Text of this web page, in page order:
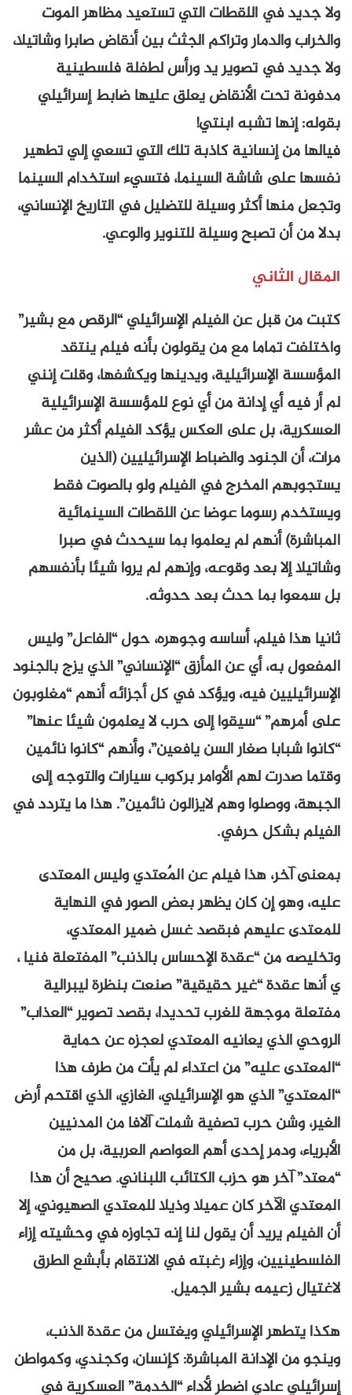
ولا جديد في اللقطات التي تستعيد مظاهر الموت
والخراب والدمار وتراكم الجثث بين أنقاض صابرا وشاتيلا،
ولا جديد في تصوير يد ورأس لطفلة فلسطينية
مدفونة تحت الأنقاض يعلق عليها ضابط إسرائيلي
بقوله: إنها تشبه ابنتي!
فيالها من إنسانية كاذبة تلك التي تسعي إلي تطهير
نفسها على شاشة السينما، فتسيء استخدام السينما
وتجعل منها أكثر وسيلة للتضليل في التاريخ الإنساني،
بدلا من أن تصبح وسيلة للتنوير والوعي.
المقال الثاني
كتبت من قبل عن الفيلم الإسرائيلي “الرقص مع بشير”
واختلفت تماما مع من يقولون بأنه فيلم ينتقد
المؤسسة الإسرائيلية، ويدينها ويكشفها، وقلت إنني
لم أر فيه أي إدانة من أي نوع للمؤسسة الإسرائيلية
العسكرية، بل على العكس يؤكد الفيلم أكثر من عشر
مرات، أن الجنود والضباط الإسرائيليين (الذين
يستجوبهم المخرج في الفيلم ولو بالصوت فقط
ويستخدم رسوما عوضا عن اللقطات السينمائية
المباشرة) أنهم لم يعلموا بما سيحدث في صبرا
وشاتيلا إلا بعد وقوعه، وإنهم لم يروا شيئا بأنفسهم
بل سمعوا بما حدث بعد حدوثه.
ثانيا هذا فيلم، أساسه وجوهره، حول “الفاعل” وليس
المفعول به، أي عن المأزق “الإنساني” الذي يزج بالجنود
الإسرائيليين فيه، ويؤكد في كل أجزائه أنهم “مغلوبون
على أمرهم” “سيقوا إلى حرب لا يعلمون شيئا عنها”
“كانوا شبابا صغار السن يافعين”، وأنهم “كانوا نائمين
وقتما صدرت لهم الأوامر بركوب سيارات والتوجه إلى
الجبهة، ووصلوا وهم لايزالون نائمين”. هذا ما يتردد في
الفيلم بشكل حرفي.
بمعنى آخر، هذا فيلم عن المٌعتدي وليس المعتدى
عليه، وهو إن كان يظهر بعض الصور في النهاية
للمعتدى عليهم فبقصد غسل ضمير المعتدي،
وتخليصه من “عقدة الإحساس بالذنب” المفتعلة فنيا ،
ي أنها عقدة “غير حقيقية” صنعت بنظرة ليبرالية
مفتعلة موجهة للغرب تحديدا، بقصد تصوير “العذاب”
الروحي الذي يعانيه المعتدي لعجزه عن حماية
“المعتدى عليه” من اعتداء لم يأت من طرف هذا
“المعتدي” الذي هو الإسرائيلي، الغازي، الذي اقتحم أرض
الغير، وشن حرب تصفية شملت آلافا من المدنيين
الأبرياء، ودمر إحدى أهم العواصم العربية، بل من
“معتد” آخر هو حزب الكتائب اللبناني. صحيح أن هذا
المعتدي الآخر كان عميلا وذيلا للمعتدي الصهيوني، إلا
أن الفيلم يريد أن يقول لنا إنه تجاوزه في وحشيته إزاء
الفلسطينيين، وإزاء رغبته في الانتقام بأبشع الطرق
لاغتيال زعيمه بشير الجميل.
هكذا يتطهر الإسرائيلي ويغتسل من عقدة الذنب،
وينجو من الإدانة المباشرة: كإنسان، وكجندي، وكمواطن
إسرائيلي عادي اضطر لأداء “الخدمة” العسكرية في